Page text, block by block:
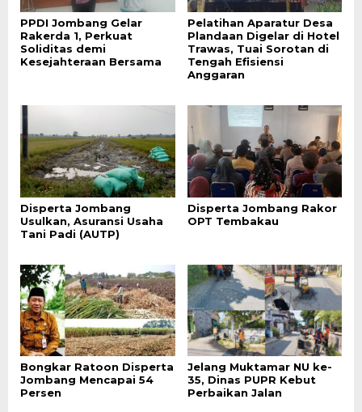
PPDI Jombang Gelar
Rakerda 1, Perkuat
Soliditas demi
Kesejahteraan Bersama
Pelatihan Aparatur Desa
Plandaan Digelar di Hotel
Trawas, Tuai Sorotan di
Tengah Efisiensi
Anggaran
Disperta Jombang
Usulkan, Asuransi Usaha
Tani Padi (AUTP)
Disperta Jombang Rakor
OPT Tembakau
Bongkar Ratoon Disperta
Jombang Mencapai 54
Persen
Jelang Muktamar NU ke-
35, Dinas PUPR Kebut
Perbaikan Jalan